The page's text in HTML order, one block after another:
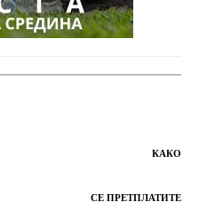
КАКО
СЕ ПРЕТПЛАТИТЕ